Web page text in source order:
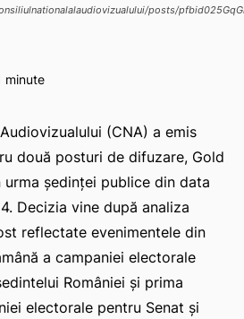
posts/
minute
(CNA) a emis
două posturi de difuzare, Gold
urma ședinței publice din data
Decizia vine după analiza
reflectate evenimentele din
a campaniei electorale
României și prima
electorale pentru Senat și